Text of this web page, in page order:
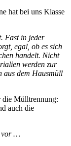
hat bei uns Klasse
Fast in jeder
egal, ob es sich
handelt. Nicht
werden zur
aus dem Hausmüll
die Mülltrennung:
auch die
vor …